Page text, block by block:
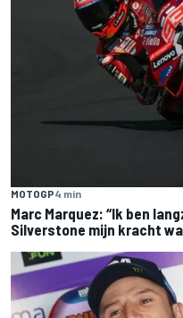
MOTOGP4 min
Marc Marquez: “Ik ben
Silverstone mijn kracht